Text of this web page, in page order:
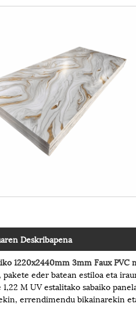
Deskribapena
1220x2440mm 3mm Faux PVC
pakete eder batean estiloa eta
M UV estalitako sabaiko
errendimendu bikainarekin